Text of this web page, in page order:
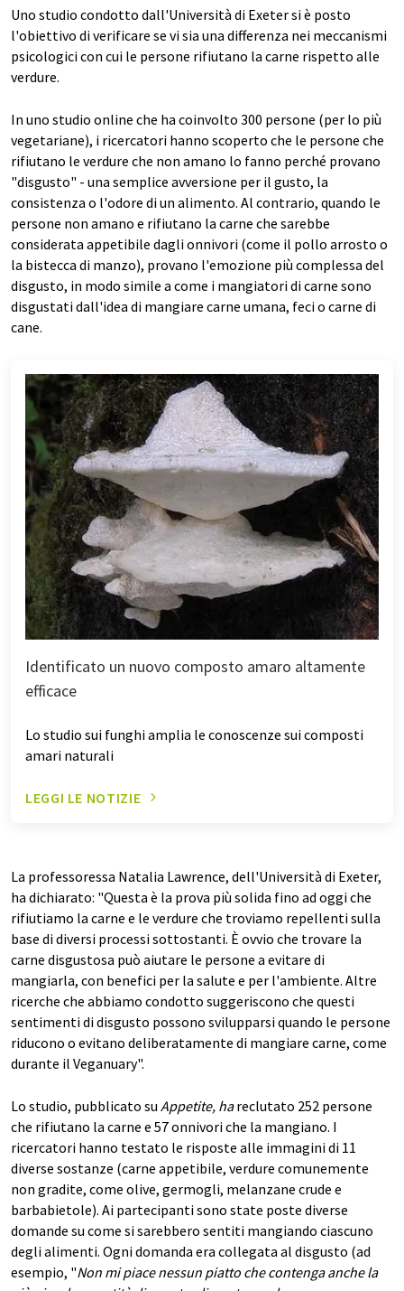
Uno studio condotto dall'Università di Exeter si è posto
l'obiettivo di verificare se vi sia una differenza nei meccanismi
psicologici con cui le persone rifiutano la carne rispetto alle
verdure.
In uno studio online che ha coinvolto 300 persone (per lo più
vegetariane), i ricercatori hanno scoperto che le persone che
rifiutano le verdure che non amano lo fanno perché provano
"disgusto" - una semplice avversione per il gusto, la
consistenza o l'odore di un alimento. Al contrario, quando le
persone non amano e rifiutano la carne che sarebbe
considerata appetibile dagli onnivori (come il pollo arrosto o
la bistecca di manzo), provano l'emozione più complessa del
disgusto, in modo simile a come i mangiatori di carne sono
disgustati dall'idea di mangiare carne umana, feci o carne di
cane.
Identificato un nuovo composto amaro altamente
efficace
Lo studio sui funghi amplia le conoscenze sui composti
amari naturali
LEGGI LE NOTIZIE
La professoressa Natalia Lawrence, dell'Università di Exeter,
ha dichiarato: "Questa è la prova più solida fino ad oggi che
rifiutiamo la carne e le verdure che troviamo repellenti sulla
base di diversi processi sottostanti. È ovvio che trovare la
carne disgustosa può aiutare le persone a evitare di
mangiarla, con benefici per la salute e per l'ambiente. Altre
ricerche che abbiamo condotto suggeriscono che questi
sentimenti di disgusto possono svilupparsi quando le persone
riducono o evitano deliberatamente di mangiare carne, come
durante il Veganuary".
Lo studio, pubblicato su Appetite, hareclutato 252 persone
che rifiutano la carne e 57 onnivori che la mangiano. I
ricercatori hanno testato le risposte alle immagini di 11
diverse sostanze (carne appetibile, verdure comunemente
non gradite, come olive, germogli, melanzane crude e
barbabietole). Ai partecipanti sono state poste diverse
domande su come si sarebbero sentiti mangiando ciascuno
degli alimenti. Ogni domanda era collegata al disgusto (ad
esempio, "Non mi piace nessun piatto che contenga anche la